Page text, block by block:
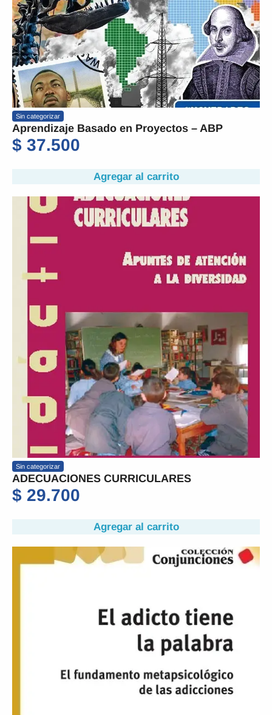
Sin categorizar
Aprendizaje Basado en Proyectos – ABP
$ 37.500
Agregar al carrito
Sin categorizar
ADECUACIONES CURRICULARES
$ 29.700
Agregar al carrito